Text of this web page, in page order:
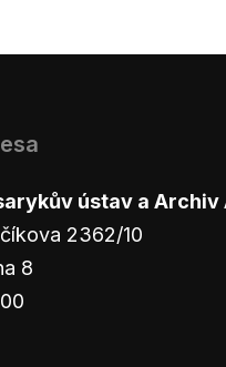
ústav a Archiv
2362/10
8